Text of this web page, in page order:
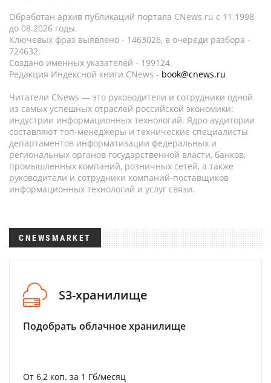
Обработан архив публикаций портала CNews.ru c 11.1998
до 08.2026 годы.
Ключевых фраз выявлено - 1463026, в очереди разбора -
724632.
Создано именных указателей - 199124.
Редакция Индексной книги CNews - book@cnews.ru
Читатели CNews — это руководители и сотрудники одной
из самых успешных отраслей российской экономики:
индустрии информационных технологий. Ядро аудитории
составляют топ-менеджеры и технические специалисты
департаментов информатизации федеральных и
региональных органов государственной власти, банков,
промышленных компаний, розничных сетей, а также
руководители и сотрудники компаний-поставщиков
информационных технологий и услуг связи.
CNEWSMARKET
S3-хранилище
Подобрать облачное хранилище
От 6,2 коп. за 1 Гб/месяц